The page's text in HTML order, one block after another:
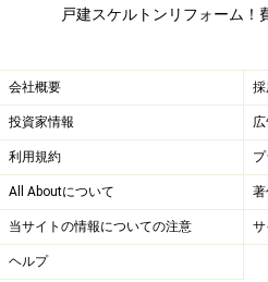
の工事業者にスケルトンリフ
戸建スケルトンリフォーム！
会社概要 採
投資家情報
利用規約
All Aboutについて
当サイトの情報についての注意
ヘルプ